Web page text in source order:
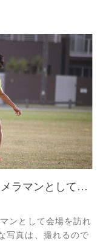
（オーストラリアサッカー）カメラマンとして戻ってきました！
ンとして会場を訪れ
写真は、撮れるので